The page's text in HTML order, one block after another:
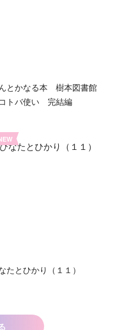
とかなる本 樹本図書館
トバ使い 完結編
たとひかり（１１）